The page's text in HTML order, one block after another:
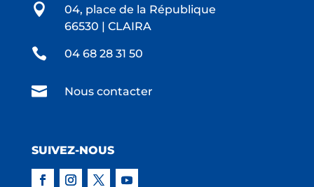

04, place de la République
66530 | CLAIRA
 04 68 28 31 50
 Nous contacter
SUIVEZ-NOUS